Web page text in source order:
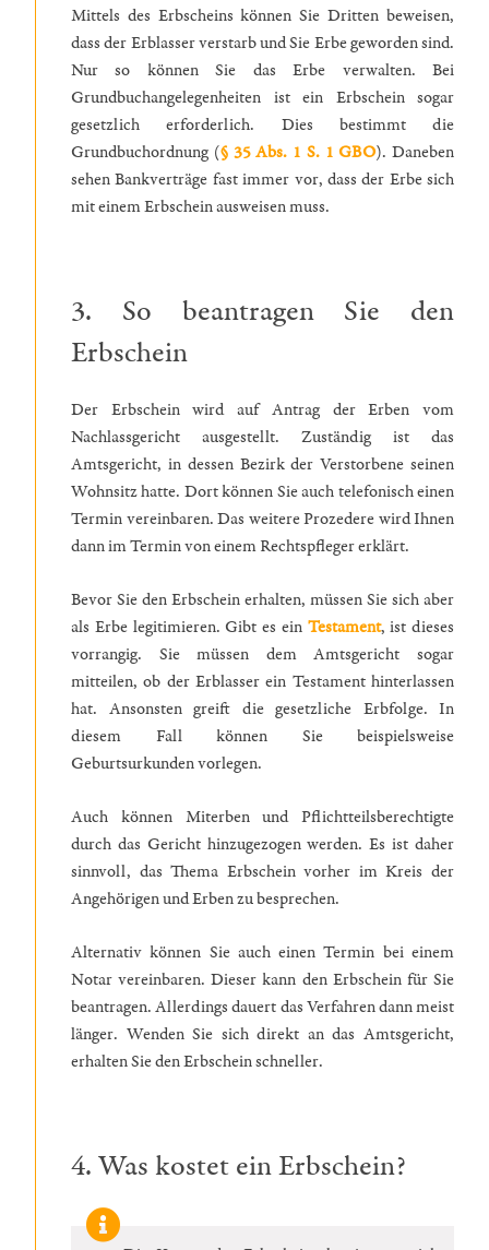
Mittels des Erbscheins können Sie Dritten beweisen,
dass der Erblasser verstarb und Sie Erbe geworden sind.
Nur so können Sie das Erbe verwalten. Bei
Grundbuchangelegenheiten ist ein Erbschein sogar
gesetzlich erforderlich. Dies bestimmt die
Grundbuchordnung (§ 35 Abs. 1 S. 1 GBO). Daneben
sehen Bankverträge fast immer vor, dass der Erbe sich
mit einem Erbschein ausweisen muss.
3. So beantragen Sie den
Erbschein
Der Erbschein wird auf Antrag der Erben vom
Nachlassgericht ausgestellt. Zuständig ist das
Amtsgericht, in dessen Bezirk der Verstorbene seinen
Wohnsitz hatte. Dort können Sie auch telefonisch einen
Termin vereinbaren. Das weitere Prozedere wird Ihnen
dann im Termin von einem Rechtspfleger erklärt.
Bevor Sie den Erbschein erhalten, müssen Sie sich aber
als Erbe legitimieren. Gibt es ein Testament, ist dieses
vorrangig. Sie müssen dem Amtsgericht sogar
mitteilen, ob der Erblasser ein Testament hinterlassen
hat. Ansonsten greift die gesetzliche Erbfolge. In
diesem Fall können Sie beispielsweise
Geburtsurkunden vorlegen.
Auch können Miterben und Pflichtteilsberechtigte
durch das Gericht hinzugezogen werden. Es ist daher
sinnvoll, das Thema Erbschein vorher im Kreis der
Angehörigen und Erben zu besprechen.
Alternativ können Sie auch einen Termin bei einem
Notar vereinbaren. Dieser kann den Erbschein für Sie
beantragen. Allerdings dauert das Verfahren dann meist
länger. Wenden Sie sich direkt an das Amtsgericht,
erhalten Sie den Erbschein schneller.
4. Was kostet ein Erbschein?